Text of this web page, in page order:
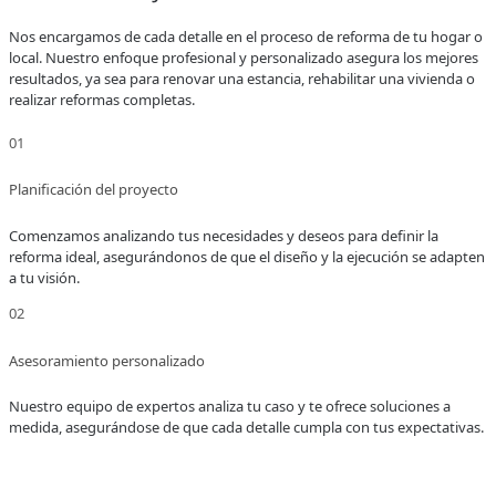
Nos encargamos de cada detalle en el proceso de reforma de tu hogar o
local. Nuestro enfoque profesional y personalizado asegura los mejores
resultados, ya sea para renovar una estancia, rehabilitar una vivienda o
realizar reformas completas.
01
NUESTROS
DETALLE
Planificación del proyecto
Comenzamos analizando tus necesidades y deseos para definir la
reforma ideal, asegurándonos de que el diseño y la ejecución se adapten
a tu visión.
02
Asesoramiento personalizado
Nuestro equipo de expertos analiza tu caso y te ofrece soluciones a
medida, asegurándose de que cada detalle cumpla con tus expectativas.